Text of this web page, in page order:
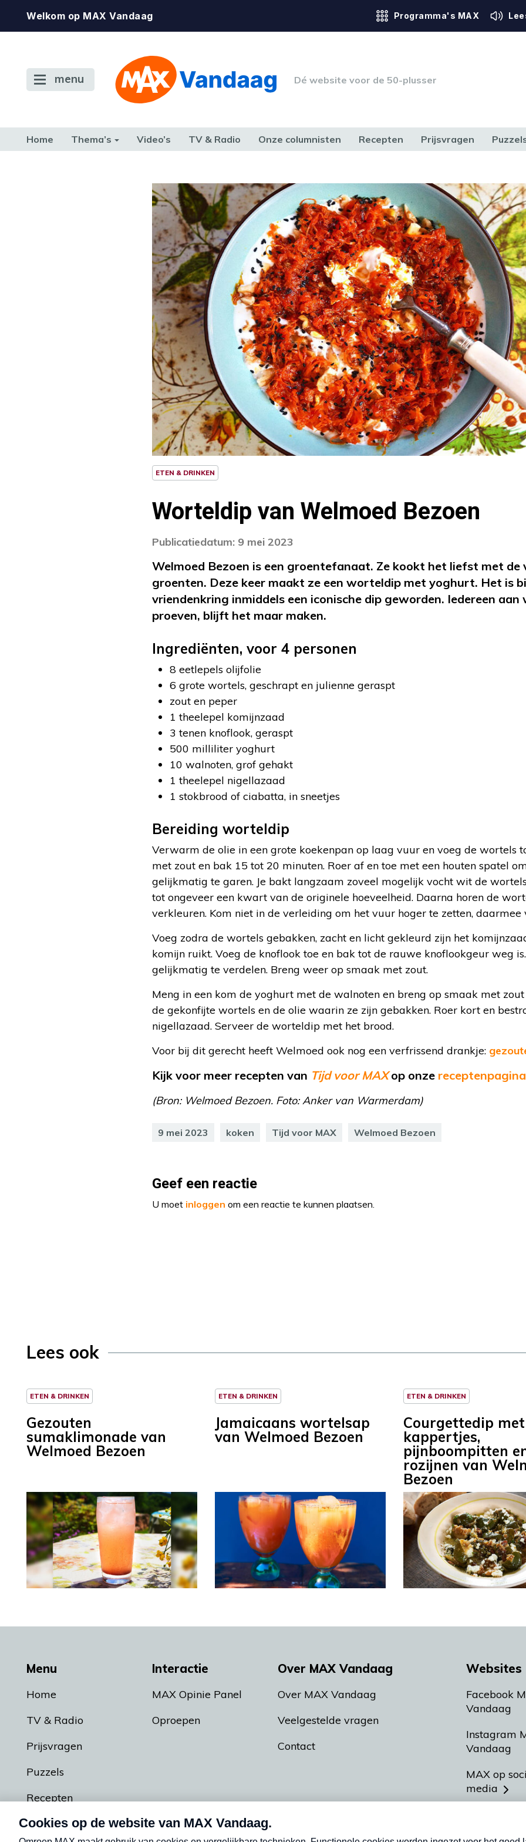
Welkom op MAX Vandaag Programma's MAX
menu Dé website voor de 50-plusser
Home Thema’s Video’s TV & Radio Onze columnisten Recepten Prijsvragen
ETEN & DRINKEN
Worteldip van Welmoed Bezoen
Publicatiedatum: 9 mei 2023
Welmoed Bezoen is een groentefanaat. Ze kookt het liefst met de
groenten. Deze keer maakt ze een worteldip met yoghurt. Het is
vriendenkring inmiddels een iconische dip geworden. Iedereen aan
proeven, blijft het maar maken.
Ingrediënten, voor 4 personen
8 eetlepels olijfolie
6 grote wortels, geschrapt en julienne geraspt
zout en peper
1 theelepel komijnzaad
3 tenen knoflook, geraspt
500 milliliter yoghurt
10 walnoten, grof gehakt
1 theelepel nigellazaad
1 stokbrood of ciabatta, in sneetjes
Bereiding worteldip
Verwarm de olie in een grote koekenpan op laag vuur en voeg de wortels
met zout en bak 15 tot 20 minuten. Roer af en toe met een houten spatel
gelijkmatig te garen. Je bakt langzaam zoveel mogelijk vocht wit de
tot ongeveer een kwart van de originele hoeveelheid. Daarna horen de
verkleuren. Kom niet in de verleiding om het vuur hoger te zetten, daarmee
Voeg zodra de wortels gebakken, zacht en licht gekleurd zijn het
komijn ruikt. Voeg de knoflook toe en bak tot de rauwe knoflookgeur weg
gelijkmatig te verdelen. Breng weer op smaak met zout.
Meng in een kom de yoghurt met de walnoten en breng op smaak met
de gekonfijte wortels en de olie waarin ze zijn gebakken. Roer kort en
nigellazaad. Serveer de worteldip met het brood.
Voor bij dit gerecht heeft Welmoed ook nog een verfrissend drankje:
Kijk voor meer recepten van Tijd voor MAXop onze receptenpagina
(Bron: Welmoed Bezoen. Foto: Anker van Warmerdam)
9 mei 2023 koken Tijd voor MAX Welmoed Bezoen
Geef een reactie
U moet inloggen om een reactie te kunnen plaatsen.
Lees ook
ETEN & DRINKEN
Gezouten
sumaklimonade van
Welmoed Bezoen
ETEN & DRINKEN
Jamaicaans wortelsap
van Welmoed Bezoen
ETEN & DRINKEN
Courgettedip met
kappertjes,
pijnboompitten
rozijnen van
Bezoen
Menu
Home
TV & Radio
Prijsvragen
Puzzels
Recepten
Podcasts
Interactie
MAX Opinie Panel
Oproepen
Over MAX Vandaag
Over MAX Vandaag
Veelgestelde vragen
Contact
Websites
Facebook
Vandaag
Instagram
Vandaag
MAX op
media